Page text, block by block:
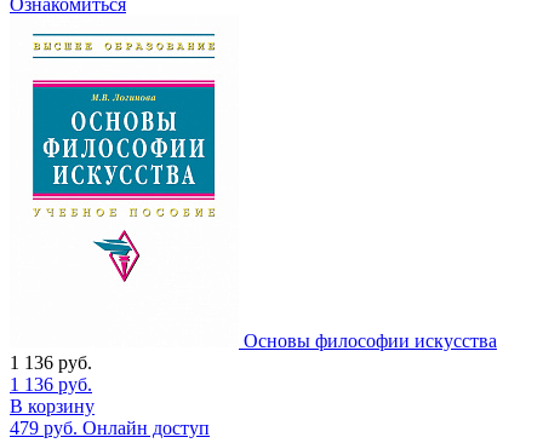
Основы философии искусства
1 136 руб.
1 136 руб.
В корзину
479 руб. Онлайн доступ